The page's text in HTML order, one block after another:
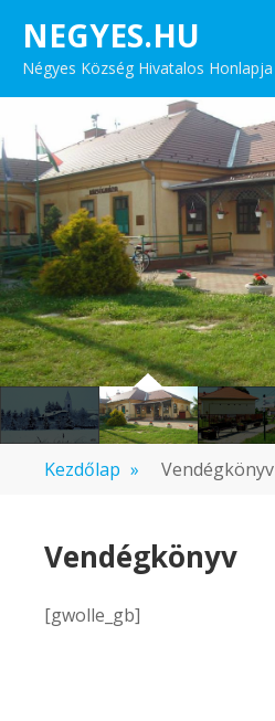
content
NEGYES.HU
Négyes Község Hivatalos Honlapja
Kezdőlap » Vendégkönyv
Vendégkönyv
[gwolle_gb]